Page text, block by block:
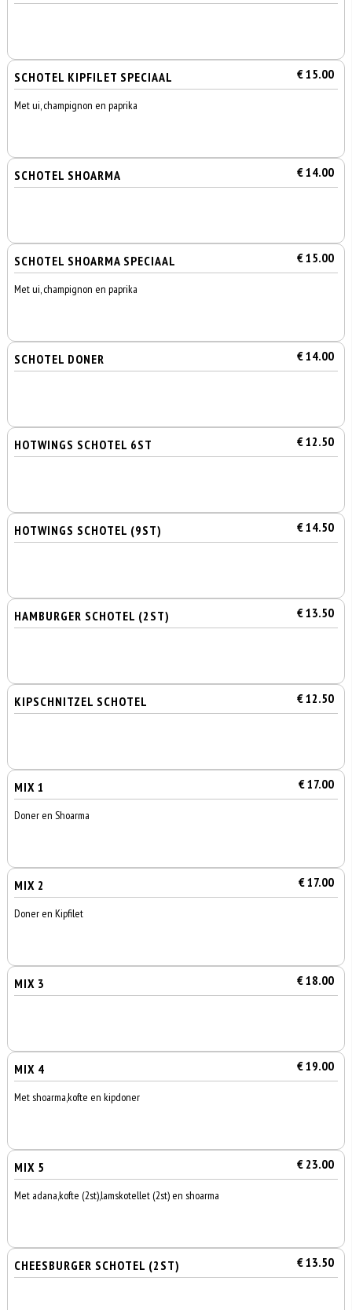
SCHOTEL KIPFILET SPECIAAL € 15.00
Met ui, champignon en paprika
SCHOTEL SHOARMA € 14.00
SCHOTEL SHOARMA SPECIAAL € 15.00
Met ui, champignon en paprika
SCHOTEL DONER € 14.00
HOTWINGS SCHOTEL 6ST € 12.50
HOTWINGS SCHOTEL (9ST) € 14.50
HAMBURGER SCHOTEL (2ST) € 13.50
KIPSCHNITZEL SCHOTEL € 12.50
MIX 1 € 17.00
Doner en Shoarma
MIX 2 € 17.00
Doner en Kipfilet
MIX 3 € 18.00
MIX 4 € 19.00
Met shoarma,kofte en kipdoner
MIX 5 € 23.00
Met adana,kofte (2st),lamskotellet (2st) en shoarma
CHEESBURGER SCHOTEL (2ST) € 13.50